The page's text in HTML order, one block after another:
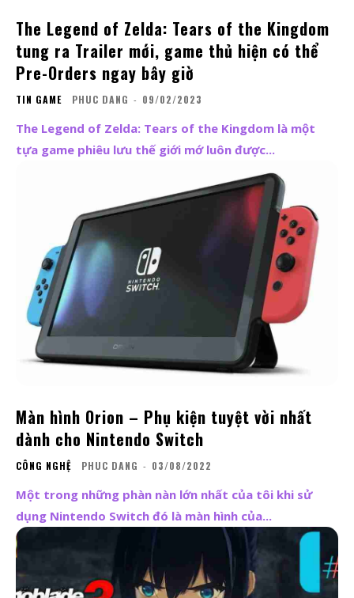
The Legend of Zelda: Tears of the Kingdom
tung ra Trailer mới, game thủ hiện có thể
Pre-Orders ngay bây giờ
TIN GAME PHUC DANG - 09/02/2023
The Legend of Zelda: Tears of the Kingdom là một
tựa game phiêu lưu thế giới mớ luôn được...
Màn hình Orion – Phụ kiện tuyệt vời nhất
dành cho Nintendo Switch
CÔNG NGHỆ PHUC DANG - 03/08/2022
Một trong những phàn nàn lớn nhất của tôi khi sử
dụng Nintendo Switch đó là màn hình của...